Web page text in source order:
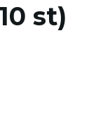
st)